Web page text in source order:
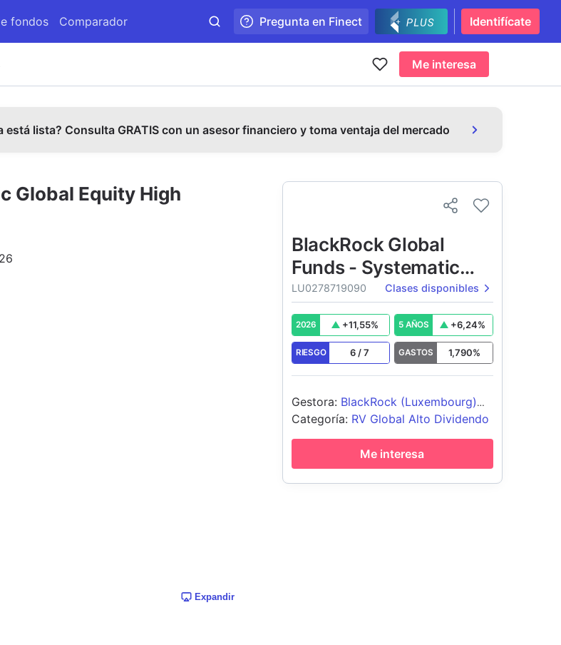
fondos Comparador Pregunta en Finect Identifícate
Me interesa
está lista? Consulta GRATIS con un asesor financiero y toma ventaja del mercado
Global Equity High
Expandir
BlackRock Global
Funds - Systematic
Global Equity High
Income Fund
LU0278719090 Clases disponibles
2026 +11,55% 5 AÑOS +6,24%
RIESGO 6/7 GASTOS 1,790%
Gestora: BlackRock (Luxembourg)
SA
Categoría: RV Global Alto Dividendo
Me interesa